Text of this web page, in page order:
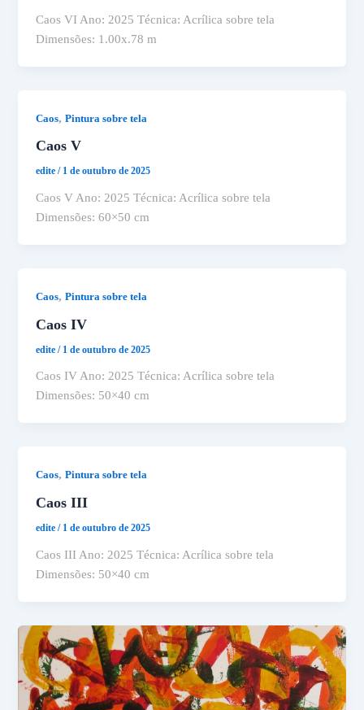
Caos VI Ano: 2025 Técnica: Acrílica sobre tela
Dimensões: 1.00x.78 m
Caos,Pintura sobre tela
Caos V
edite/ 1 de outubro de 2025
Caos V Ano: 2025 Técnica: Acrílica sobre tela
Dimensões: 60×50 cm
Caos,Pintura sobre tela
Caos IV
edite/ 1 de outubro de 2025
Caos IV Ano: 2025 Técnica: Acrílica sobre tela
Dimensões: 50×40 cm
Caos,Pintura sobre tela
Caos III
edite/ 1 de outubro de 2025
Caos III Ano: 2025 Técnica: Acrílica sobre tela
Dimensões: 50×40 cm